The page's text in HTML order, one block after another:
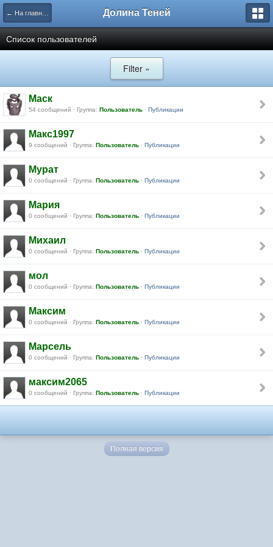
← На главную Долина Теней
Список пользователей
Filter »
Маск
54 сообщений · Группа: Пользователь · Публикации
Макс1997
9 сообщений · Группа: Пользователь · Публикации
Мурат
0 сообщений · Группа: Пользователь · Публикации
Мария
0 сообщений · Группа: Пользователь · Публикации
Михаил
0 сообщений · Группа: Пользователь · Публикации
мол
0 сообщений · Группа: Пользователь · Публикации
Максим
0 сообщений · Группа: Пользователь · Публикации
Марсель
0 сообщений · Группа: Пользователь · Публикации
максим2065
0 сообщений · Группа: Пользователь · Публикации
Полная версия